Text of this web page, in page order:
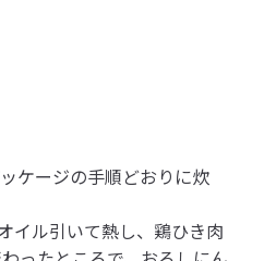
ケージの手順どおりに炊
イル引いて熱し、鶏ひき肉